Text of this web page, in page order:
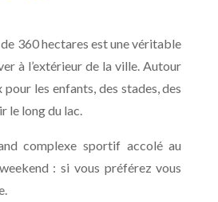
360 hectares est une véritable
à l’extérieur de la ville. Autour
les enfants, des stades, des
le long du lac.
complexe sportif accolé au
: si vous préférez vous